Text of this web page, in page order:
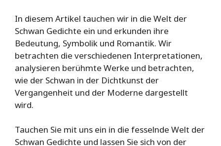
In diesem Artikel tauchen wir in die Welt der
Schwan Gedichte ein und erkunden ihre
Bedeutung, Symbolik und Romantik. Wir
betrachten die verschiedenen Interpretationen,
analysieren berühmte Werke und betrachten,
wie der Schwan in der Dichtkunst der
Vergangenheit und der Moderne dargestellt
wird.
Tauchen Sie mit uns ein in die fesselnde Welt der
Schwan Gedichte und lassen Sie sich von der